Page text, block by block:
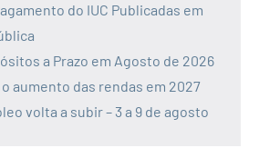
do IUC Publicadas em
a Prazo em Agosto de 2026
aumento das rendas em 2027
volta a subir – 3 a 9 de agosto